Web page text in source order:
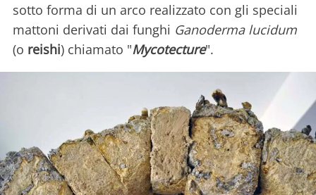
sotto forma di un arco realizzato con gli speciali
mattoni derivati dai funghi Ganoderma lucidum
(o reishi) chiamato "Mycotecture".